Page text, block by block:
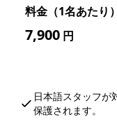
料金（1名あたり）
7,900 円
日本語スタッフが
保護されます。